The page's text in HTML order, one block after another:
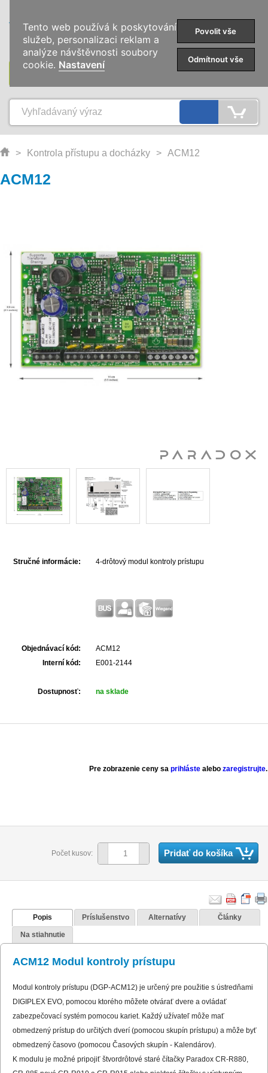
KATEGÓRIE
> Kontrola přístupu a docházky > ACM12
ACM12
Stručné informácie: 4-drôtový modul kontroly prístupu
Objednávací kód:
ACM12
Interní kód:
E001-2144
Dostupnosť: na sklade
Pre zobrazenie ceny sa prihláste alebo zaregistrujte.
Počet kusov: Pridať do košíka
Popis Príslušenstvo Alternatívy Články
Na stiahnutie
ACM12 Modul kontroly prístupu
Modul kontroly prístupu (DGP-ACM12) je určený pre použitie s ústredňami
DIGIPLEX EVO, pomocou ktorého môžete otvárať dvere a ovládať
zabezpečovací systém pomocou kariet. Každý užívateľ môže mať
obmedzený prístup do určitých dverí (pomocou skupín prístupu) a môže byť
obmedzený časovo (pomocou Časových skupín - Kalendárov).
K modulu je možné pripojiť štvordrôtové staré čítačky Paradox CR-R880,
Tento web používá k poskytování
služeb, personalizaci reklam a
analýze návštěvnosti soubory
cookie. Nastavení
Povolit vše
Odmítnout vše